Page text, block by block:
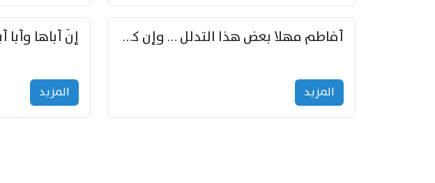
أفاطم مهلا بعض هذا التدلل … وإن كنت قد أزمعت صرمي فأجملي
المزید المزید